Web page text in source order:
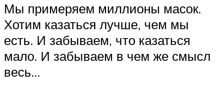
Мы примеряем миллионы масок.
Хотим казаться лучше, чем мы
есть. И забываем, что казаться
мало. И забываем в чем же смысл
весь…